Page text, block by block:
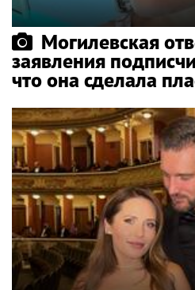
Могилевская
заявления
что она сделала